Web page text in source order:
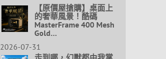
【原價屋搶購】桌面上
的奢華風景！酷碼
MasterFrame 400 Mesh
Gold…
2026-07-31